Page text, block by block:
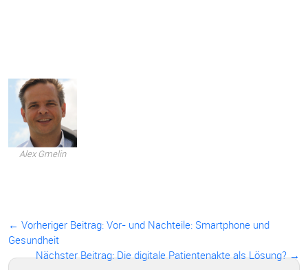
Alex Gmelin
← Vorheriger Beitrag: Vor- und Nachteile: Smartphone und
Gesundheit
Nächster Beitrag: Die digitale Patientenakte als Lösung? →